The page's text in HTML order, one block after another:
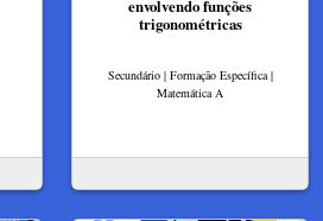
envolvendo funções
trigonométricas
Secundário | Formação Específica |
Matemática A